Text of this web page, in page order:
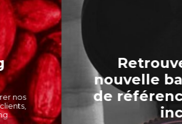
Retrouvez
nouvelle base de
de référence de la
inclusive